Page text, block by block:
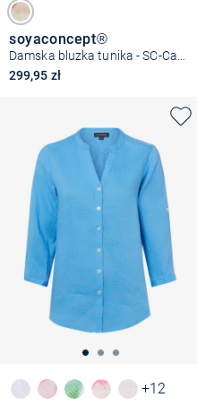
soyaconcept®
299,95 zł
+12